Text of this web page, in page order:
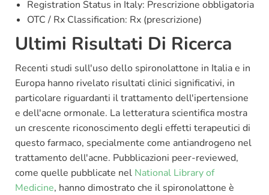
Registration Status in Italy: Prescrizione obbligatoria
OTC / Rx Classification: Rx (prescrizione)
Ultimi Risultati Di Ricerca
Recenti studi sull'uso dello spironolattone in Italia e in
Europa hanno rivelato risultati clinici significativi, in
particolare riguardanti il trattamento dell'ipertensione
e dell'acne ormonale. La letteratura scientifica mostra
un crescente riconoscimento degli effetti terapeutici di
questo farmaco, specialmente come antiandrogeno nel
trattamento dell'acne. Pubblicazioni peer-reviewed,
come quelle pubblicate nel National Library of
Medicine, hanno dimostrato che il spironolattone è